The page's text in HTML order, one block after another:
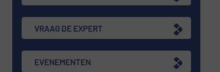
VRAAG DE EXPERT
EVENEMENTEN